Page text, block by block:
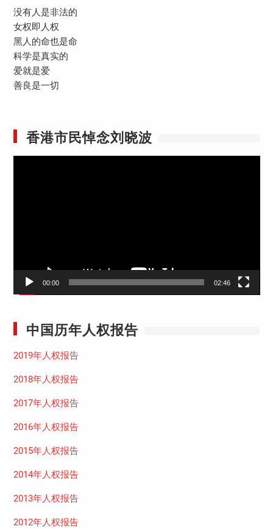
没有人是非法的
女权即人权
黑人的命也是命
科学是真实的
爱就是爱
善良是一切
香港市民悼念刘晓波
00:00 02:46
中国历年人权报告
2019年人权报告
2018年人权报告
2017年人权报告
2016年人权报告
2015年人权报告
2014年人权报告
2013年人权报告
2012年人权报告